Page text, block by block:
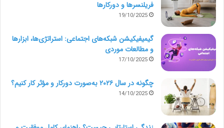
فریلنسرها و دورکارها
19/10/2025
گیمیفیکیشن شبکه‌های اجتماعی: استراتژی‌ها، ابزارها
و مطالعات موردی
17/10/2025
چگونه در سال ۲۰۲۶ به‌صورت دورکار و مؤثر کار کنیم؟
14/10/2025